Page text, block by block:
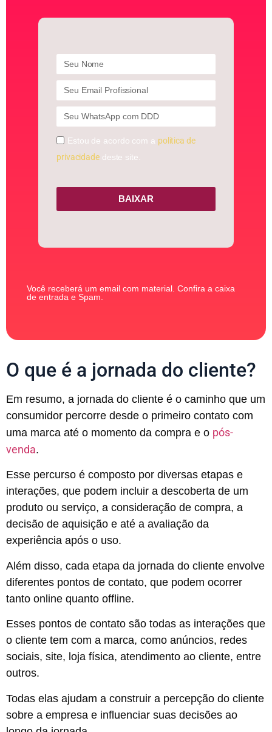
Estou de acordo com a política de
privacidadedeste site.
BAIXAR
Você receberá um email com material. Confira a caixa
de entrada e Spam.
O que é a jornada do cliente?
Em resumo, a jornada do cliente é o caminho que um
consumidor percorre desde o primeiro contato com
uma marca até o momento da compra e o pós-
venda.
Esse percurso é composto por diversas etapas e
interações, que podem incluir a descoberta de um
produto ou serviço, a consideração de compra, a
decisão de aquisição e até a avaliação da
experiência após o uso.
Além disso, cada etapa da jornada do cliente envolve
diferentes pontos de contato, que podem ocorrer
tanto online quanto offline.
Esses pontos de contato são todas as interações que
o cliente tem com a marca, como anúncios, redes
sociais, site, loja física, atendimento ao cliente, entre
outros.
Todas elas ajudam a construir a percepção do cliente
sobre a empresa e influenciar suas decisões ao